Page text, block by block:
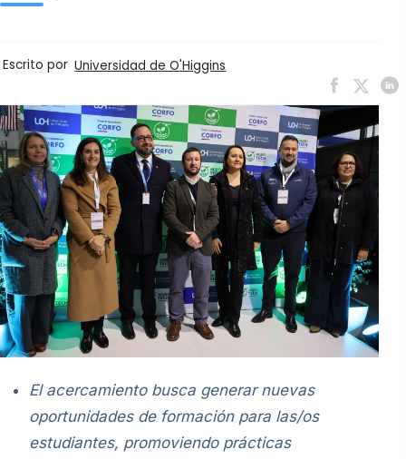
Escrito por Universidad de O'Higgins
El acercamiento busca generar nuevas
oportunidades de formación para las/os
estudiantes, promoviendo prácticas